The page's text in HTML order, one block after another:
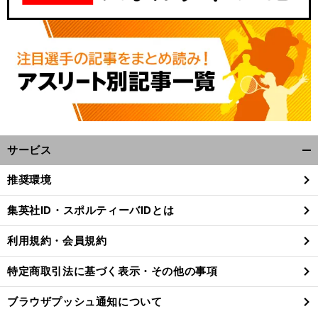
サービス
閉
る
推奨環境
集英社ID・スポルティーバIDとは
利用規約・会員規約
特定商取引法に基づく表示・その他の事項
ブラウザプッシュ通知について